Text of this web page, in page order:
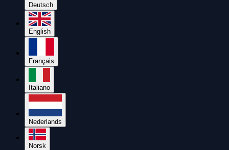
Deutsch
English
Français
Italiano
Nederlands
Norsk